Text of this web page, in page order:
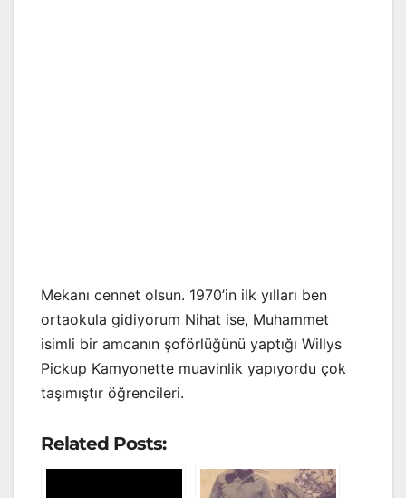
Mekanı cennet olsun. 1970’in ilk yılları ben
ortaokula gidiyorum Nihat ise, Muhammet
isimli bir amcanın şoförlüğünü yaptığı Willys
Pickup Kamyonette muavinlik yapıyordu çok
taşımıştır öğrencileri.
Related Posts: